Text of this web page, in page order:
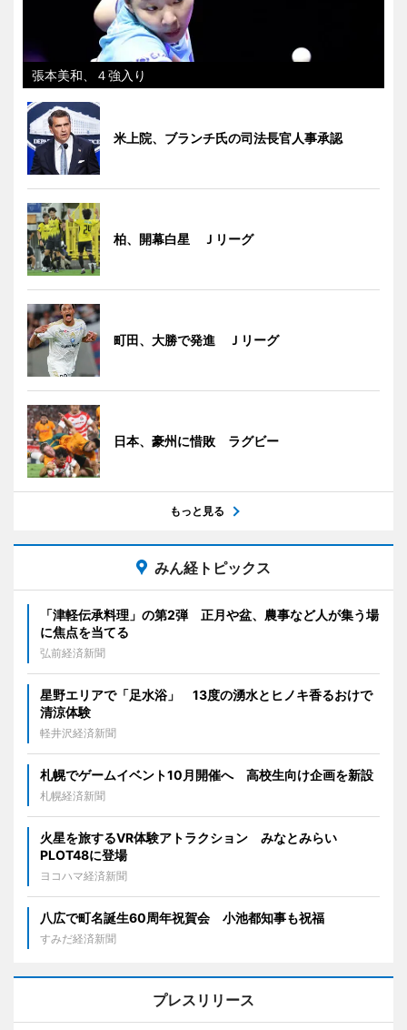
張本美和、４強入り
米上院、ブランチ氏の司法長官人事承認
柏、開幕白星 Ｊリーグ
町田、大勝で発進 Ｊリーグ
日本、豪州に惜敗 ラグビー
もっと見る
みん経トピックス
「津軽伝承料理」の第2弾 正月や盆、農事など人が集う場
に焦点を当てる
弘前経済新聞
星野エリアで「足水浴」 13度の湧水とヒノキ香るおけで
清涼体験
軽井沢経済新聞
札幌でゲームイベント10月開催へ 高校生向け企画を新設
札幌経済新聞
火星を旅するVR体験アトラクション みなとみらい
PLOT48に登場
ヨコハマ経済新聞
八広で町名誕生60周年祝賀会 小池都知事も祝福
すみだ経済新聞
プレスリリース